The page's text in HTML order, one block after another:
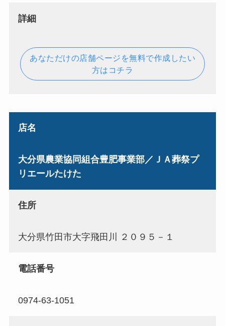
詳細
あなただけの店舗ページを無料で作成したい
方はコチラ
店名
大分県農業協同組合豊肥事業部／ＪＡ葬祭プ
リエールたけた
住所
大分県竹田市大字飛田川 ２０９５－１
電話番号
0974-63-1051